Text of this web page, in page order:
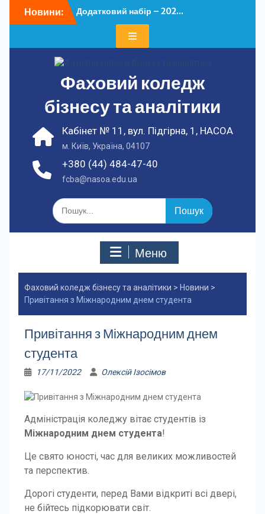
доНовини:
Додатковий набір – 202...
У ФКБА НАСОА
Фаховий коледж
бізнесу та аналітики
+380 (44) 484-47-40
fcba@nasoa.edu.ua
Кабінет № 11, вул. Підгірна, 1, НАСОА
м. Київ, Україна, 04107
Шукати:
Меню
Фаховий коледж бізнесу та аналітики > Новини >
Привітання з Міжнародним днем студента
Привітання з Міжнародним днем
студента
17/11/2022 Олексій Ізосімов
Адміністрація коледжу вітає студентів із
Міжнародним днем студента!
Це свято юності, час для великих можливостей
та перспектив.
Дорогі студенти, перед Вами відкриті всі двері,
не бійтесь підкорювати світ.